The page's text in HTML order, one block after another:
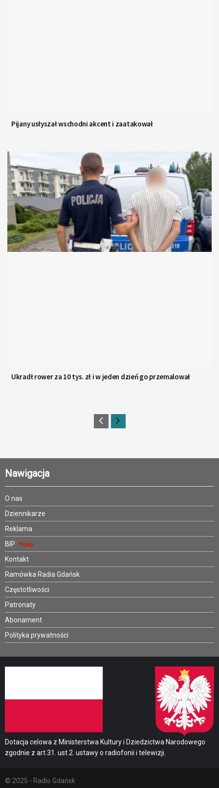
Pijany usłyszał wschodni akcent i zaatakował
Ukradł rower za 10 tys. zł i w jeden dzień go przemalował
Nawigacja
O nas
Dziennikarze
Reklama
BIP
Kontakt
Ramówka Radia Gdańsk
Częstotliwości
Patronaty
Abonament
Polityka prywatności
Dotacja celowa z Ministerstwa Kultury i Dziedzictwa Narodowego
zgodnie z art.31. ust.2. ustawy o radiofonii i telewizji.
© 2025 - Radio Gdańsk